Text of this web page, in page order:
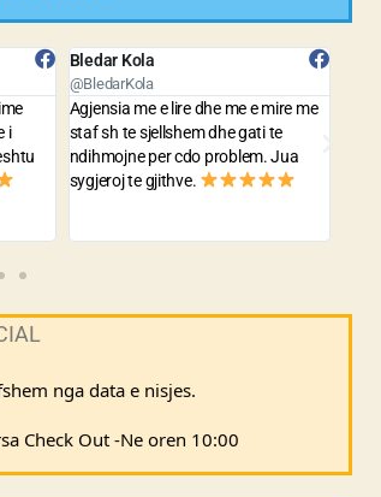
me
Gerald Lulja
@GeraldLulja
The prices are quite cheap and the
service is very fast and precise . yet
the best agency in Albania !
nga data e nisjes.
Check Out -Ne oren 10:00